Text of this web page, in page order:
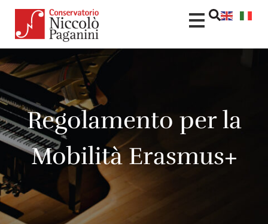
contenuto
Regolamento per la
Mobilità Erasmus+